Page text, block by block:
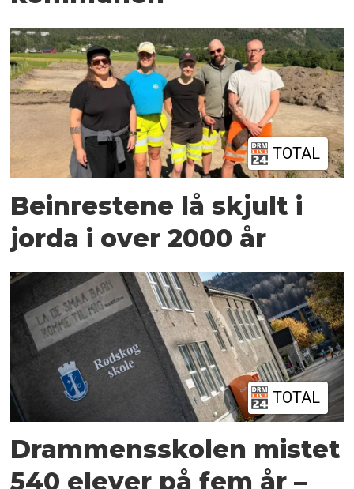
TOTAL
Beinrestene lå skjult i
jorda i over 2000 år
TOTAL
Drammensskolen mistet
540 elever på fem år –